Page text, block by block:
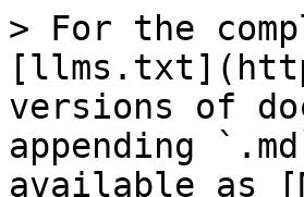
> For the
versions of
appending
available as